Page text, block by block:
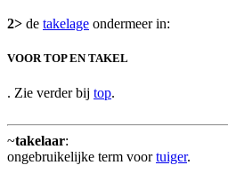
2> de takelage ondermeer in:
VOOR TOP EN TAKEL
. Zie verder bij top.
~takelaar:
ongebruikelijke term voortuiger.